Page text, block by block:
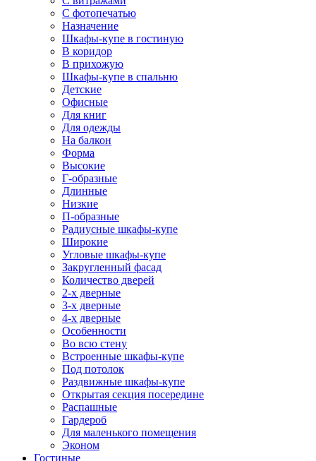
С фотопечатью
Назначение
Шкафы-купе в гостиную
В коридор
В прихожую
Шкафы-купе в спальню
Детские
Офисные
Для книг
Для одежды
На балкон
Форма
Высокие
Г-образные
Длинные
Низкие
П-образные
Радиусные шкафы-купе
Широкие
Угловые шкафы-купе
Закругленный фасад
Количество дверей
2-х дверные
3-х дверные
4-х дверные
Особенности
Во всю стену
Встроенные шкафы-купе
Под потолок
Раздвижные шкафы-купе
Открытая секция посередине
Распашные
Гардероб
Для маленького помещения
Эконом
Гостиные